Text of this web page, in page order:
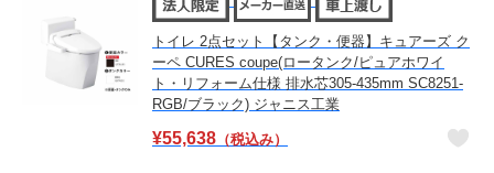
トイレ 2点セット【タンク・便器】キュアーズ ク
ーペ CURES coupe(ロータンク/ピュアホワイ
ト・リフォーム仕様 排水芯305-435mm SC8251-
RGB/ブラック) ジャニス工業
¥55,638 （税込み）